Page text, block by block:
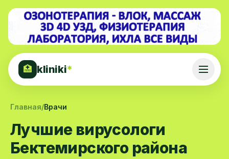
🏥 kliniki*
Главная/Врачи
Лучшие вирусологи
Бектемирского района